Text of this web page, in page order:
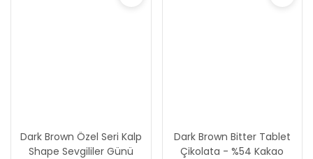
Dark Brown Özel Seri Kalp
Shape Sevgililer Günü
Dark Brown Bitter Tablet
Çikolata - %54 Kakao